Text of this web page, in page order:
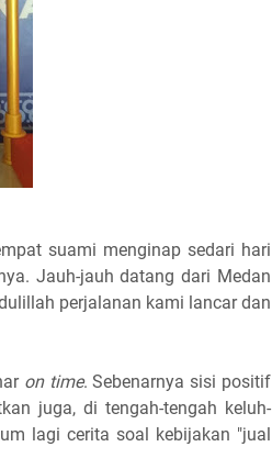
suami menginap sedari hari
Jauh-jauh datang dari Medan
perjalanan kami lancar dan
on time. Sebenarnya sisi positif
juga, di tengah-tengah keluh-
lagi cerita soal kebijakan "jual